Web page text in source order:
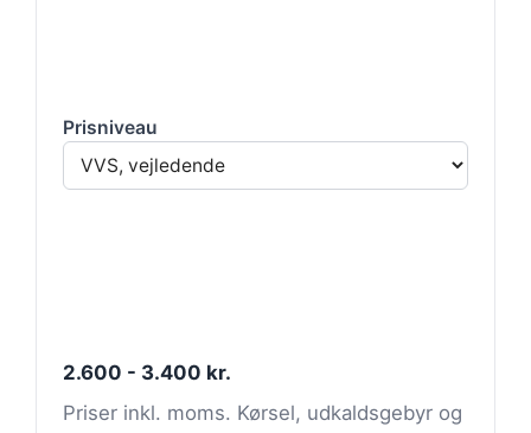
Prisniveau
2.600 - 3.400 kr.
Priser inkl. moms. Kørsel, udkaldsgebyr og